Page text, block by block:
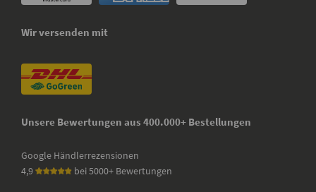
Wir versenden mit
Unsere Bewertungen aus 400.000+ Bestellungen
Google Händlerrezensionen
4,9
bei 5000+ Bewertungen